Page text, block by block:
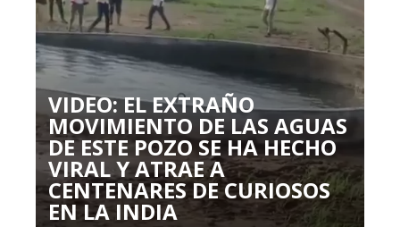
VIDEO: EL EXTRAÑO
MOVIMIENTO DE LAS AGUAS
DE ESTE POZO SE HA HECHO
VIRAL Y ATRAE A
CENTENARES DE CURIOSOS
EN LA INDIA